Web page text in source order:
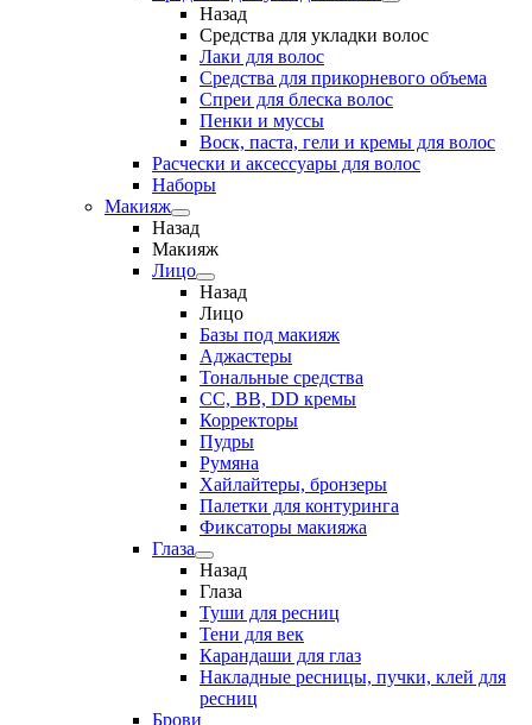
Назад
Средства для укладки волос
Лаки для волос
Средства для прикорневого объема
Спреи для блеска волос
Пенки и муссы
Воск, паста, гели и кремы для волос
Расчески и аксессуары для волос
Наборы
Макияж
Назад
Макияж
Лицо
Назад
Лицо
Базы под макияж
Аджастеры
Тональные средства
CC, BB, DD кремы
Корректоры
Пудры
Румяна
Хайлайтеры, бронзеры
Палетки для контуринга
Фиксаторы макияжа
Глаза
Назад
Глаза
Туши для ресниц
Тени для век
Карандаши для глаз
Накладные ресницы, пучки, клей для
ресниц
Брови